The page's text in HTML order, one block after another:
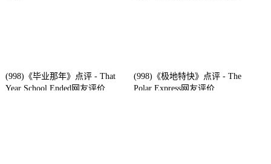
(998)《毕业那年》点评 - That
Year School Ended网友评价
(998)《极地特快》点评 - The
Polar Express网友评价